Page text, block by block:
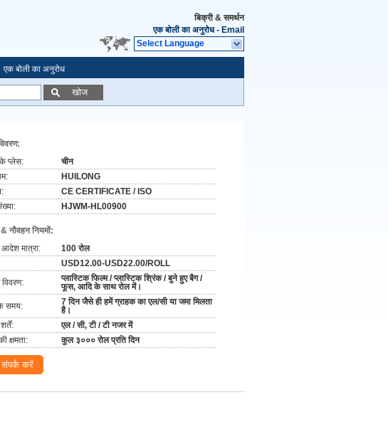
बिक्री & समर्थन
एक बोली का अनुरोध - Email
Select Language
एक बोली का अनुरोध
खोज
के प्लेस:
चीन
HUILONG
CE CERTIFICATE / ISO
HJWM-HL00900
नौवहन नियमों:
मात्रा:
100 रोल
USD12.00-USD22.00/ROLL
प्लास्टिक फिल्म / प्लास्टिक श्रिंक / बुने हुए बैग /
फूस, आदि के साथ रोल में।
समय:
7 दिन जैसे ही हमें ग्राहक का एल/सी या जमा मिलता
है।
एल / सी, टी / टी नजर में
क्षमता:
कुल ३००० रोल प्रति दिन
संपर्क करें